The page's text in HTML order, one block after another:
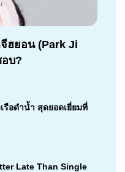
ฮยอน (Park Ji
บ?
รือดำน้ำ สุดยอดเยี่ยมที่
Late Than Single